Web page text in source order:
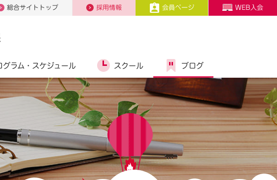
総合サイトトップ 採用情報 会員ページ WEB入会
グラム・ スケジュール スクール ブログ